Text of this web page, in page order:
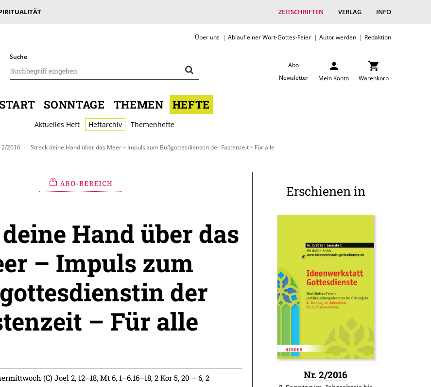
ZEITSCHRIFTEN VERLAG INFO
Über uns Ablauf einer Wort-Gottes-Feier Autor werden Redaktion
Suche
Abo
Newsletter
Mein Konto Warenkorb
START SONNTAGE THEMEN HEFTE
Aktuelles Heft Heftarchiv Themenhefte
2/2016 Streck deine Hand über das Meer – Impuls zum Bußgottesdienstin der Fastenzeit – Für alle
Hand über das
– Impuls zum
der
– Für alle
(C) Joel 2, 12–18, Mt 6, 1–6.16–18, 2 Kor 5, 20 – 6, 2
Erschienen in
Nr. 2/2016